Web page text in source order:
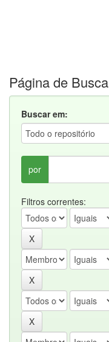
Página de Busca
Buscar em:
por
Filtros correntes: